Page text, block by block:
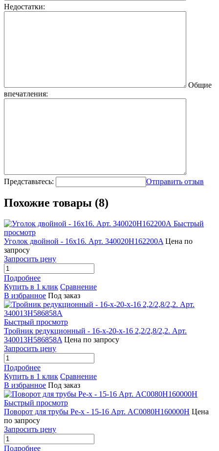
Недостатки:
Общие
впечатления:
Представьтесь: Отправить отзыв
Похожие товары (8)
Быстрый
просмотр
Уголок двойной - 16x16. Арт. 340020H162200A Цена по
запросу
Запросить цену
Подробнее
Купить в 1 клик Сравнение
В избранное Под заказ
Быстрый просмотр
Тройник редукционный - 16-x-20-x-16 2,2/2,8/2,2. Арт.
340013H586858A Цена по запросу
Запросить цену
Подробнее
Купить в 1 клик Сравнение
В избранное Под заказ
Быстрый просмотр
Поворот для трубы Pe-x - 15-16 Арт. AC0080H160000H Цена
по запросу
Запросить цену
Подробнее